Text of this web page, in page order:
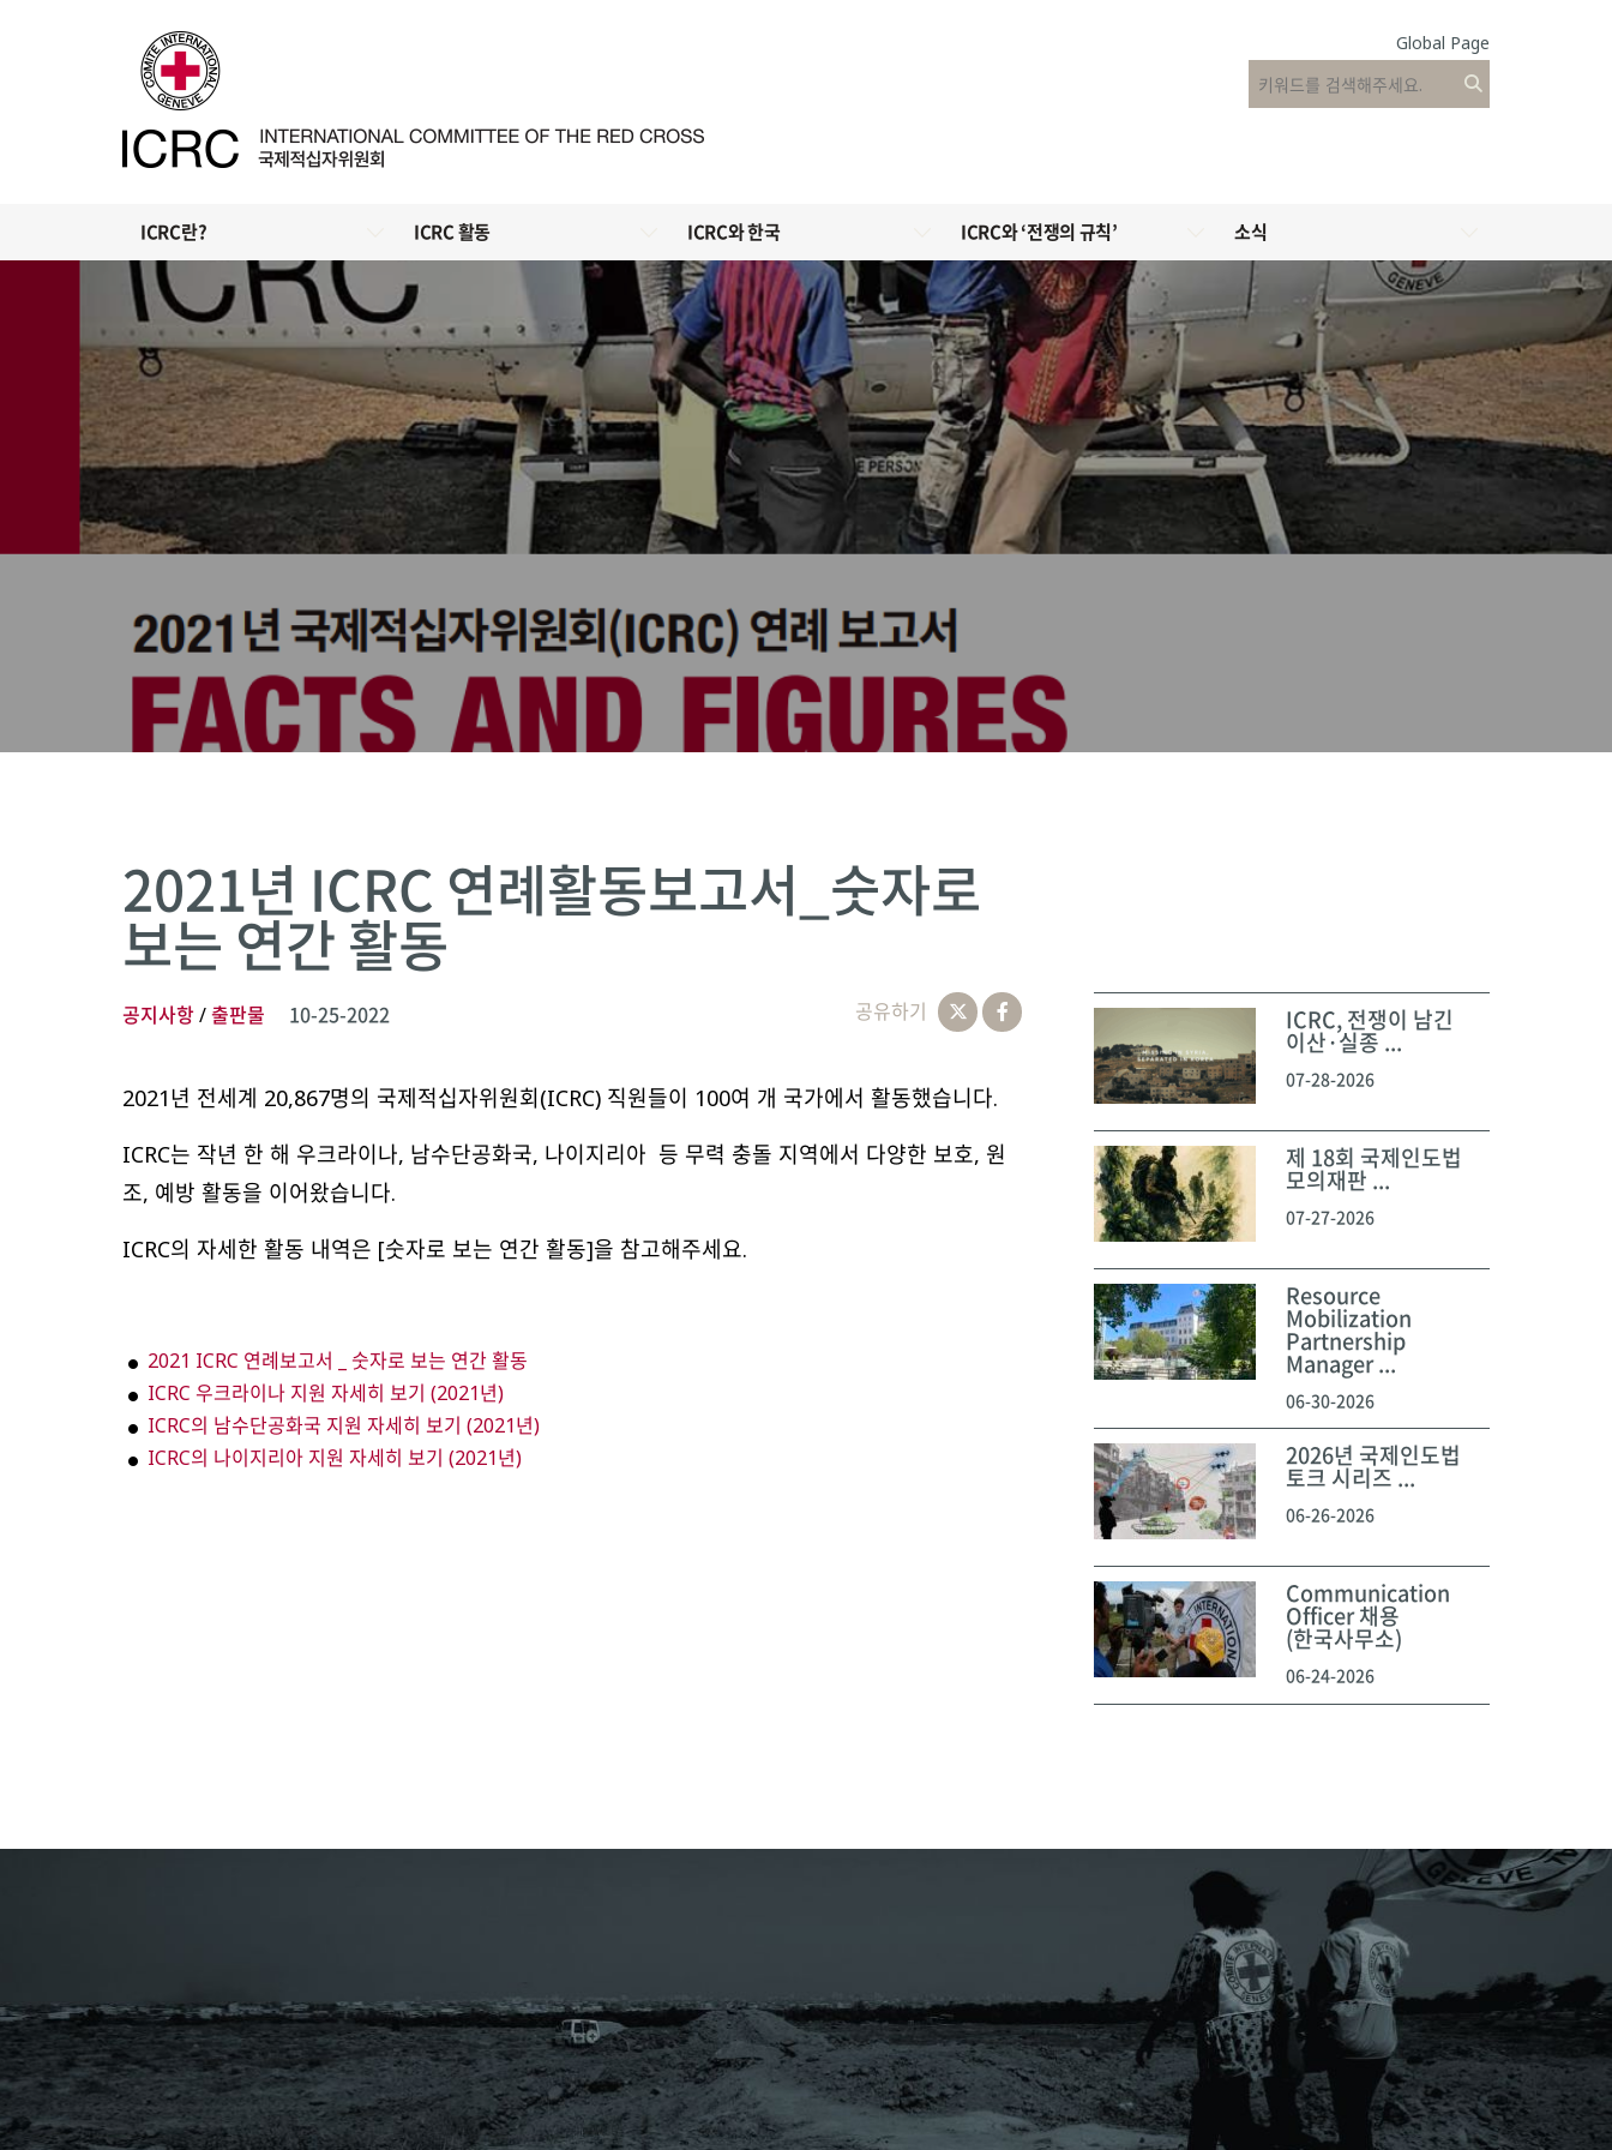
Global Page
ICRC란? ICRC 활동 ICRC와 한국 ICRC와 ‘전쟁의 규칙’ 소식
2021년 ICRC 연례활동보고서_숫자로
보는 연간 활동
공지사항/출판물 10-25-2022 공유하기
2021년 전세계 20,867명의 국제적십자위원회(ICRC) 직원들이 100여 개 국가에서 활동했습니다.
ICRC는 작년 한 해 우크라이나, 남수단공화국, 나이지리아 등 무력 충돌 지역에서 다양한 보호, 원
조, 예방 활동을 이어왔습니다.
ICRC의 자세한 활동 내역은 [숫자로 보는 연간 활동]을 참고해주세요.
2021 ICRC 연례보고서 _ 숫자로 보는 연간 활동
ICRC 우크라이나 지원 자세히 보기 (2021년)
ICRC의 남수단공화국 지원 자세히 보기 (2021년)
ICRC의 나이지리아 지원 자세히 보기 (2021년)
ICRC, 전쟁이 남긴
이산·실종 ...
07-28-2026
제 18회 국제인도법
모의재판 ...
07-27-2026
Resource
Mobilization
Partnership
Manager ...
06-30-2026
2026년 국제인도법
토크 시리즈 ...
06-26-2026
Communication
Officer 채용
(한국사무소)
06-24-2026